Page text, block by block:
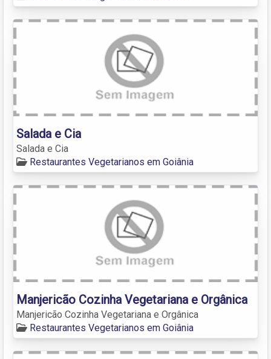
Salada e Cia
Salada e Cia
Restaurantes Vegetarianos em Goiânia
Manjericão Cozinha Vegetariana e Orgânica
Manjericão Cozinha Vegetariana e Orgânica
Restaurantes Vegetarianos em Goiânia